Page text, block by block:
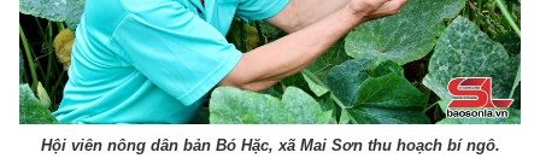
Hội viên nông dân bản Bó Hặc, xã Mai Sơn thu hoạch bí ngô.